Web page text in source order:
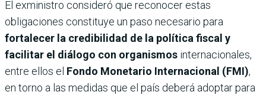
El exministro consideró que reconocer estas
obligaciones constituye un paso necesario para
fortalecer la credibilidad de la política fiscal y
facilitar el diálogo con organismos internacionales,
entre ellos el Fondo Monetario Internacional (FMI),
en torno a las medidas que el país deberá adoptar para